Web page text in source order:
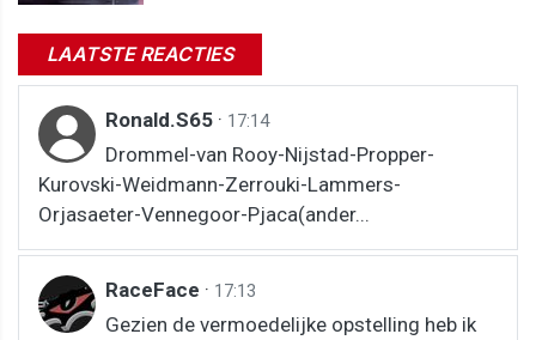
LAATSTE REACTIES
Ronald.S65 · 17:14
Drommel-van Rooy-Nijstad-Propper-
Kurovski-Weidmann-Zerrouki-Lammers-
Orjasaeter-Vennegoor-Pjaca(ander...
RaceFace · 17:13
Gezien de vermoedelijke opstelling heb ik